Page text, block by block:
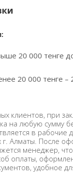
20 000 тенге
20 000 тенге –
клиентов, при
на любую сумму
в рабочие
г. Алматы. После
менеджер,
оплаты,
удобное